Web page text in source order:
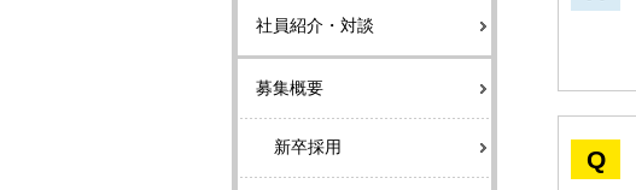
社員紹介・対談
募集概要
新卒採用